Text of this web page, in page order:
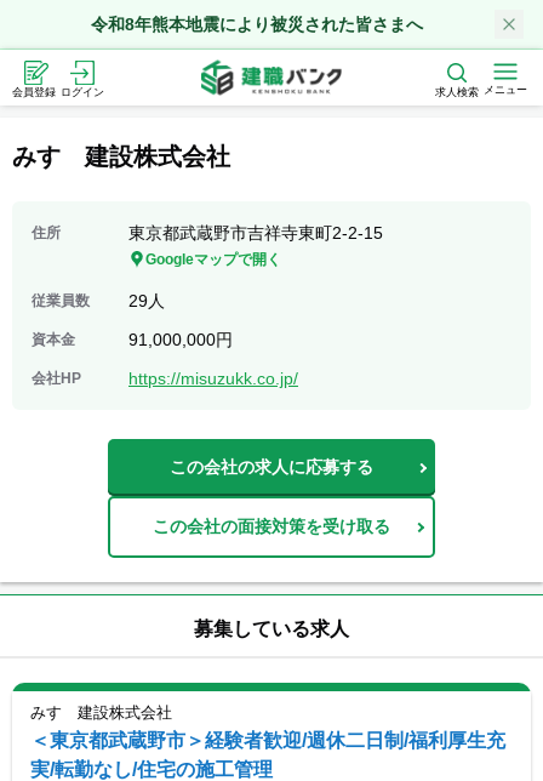
令和8年熊本地震により被災された皆さまへ
会員登録 ログイン 求人検索 メニュー
みすゞ建設株式会社
住所 東京都武蔵野市吉祥寺東町2-2-15
Googleマップで開く
従業員数 29人
資本金 91,000,000円
会社HP https://misuzukk.co.jp/
この会社の求人に応募する
この会社の面接対策を受け取る
募集している求人
みすゞ建設株式会社
＜東京都武蔵野市＞経験者歓迎/週休二日制/福利厚生充
実/転勤なし/住宅の施工管理